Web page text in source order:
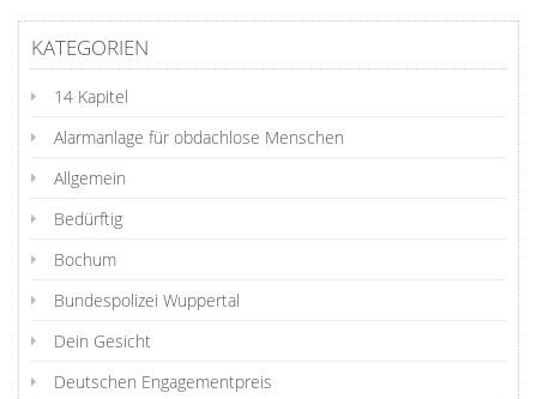
KATEGORIEN
14 Kapitel
Alarmanlage für obdachlose Menschen
Allgemein
Bedürftig
Bochum
Bundespolizei Wuppertal
Dein Gesicht
Deutschen Engagementpreis